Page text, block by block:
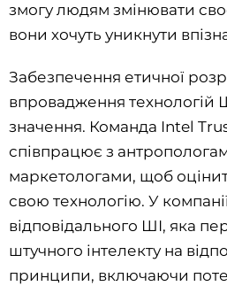
змогу людям змінювати
вони хочуть уникнути
Забезпечення етичної
впровадження технологій
значення. Команда Intel
співпрацює з
маркетологами, щоб
свою технологію. У
відповідального ШІ, яка
штучного інтелекту на
принципи, включаючи